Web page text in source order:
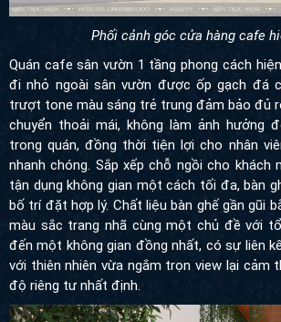
Phối cảnh góc cửa hàng cafe
Quán cafe sân vườn 1 tầng phong cách
đi nhỏ ngoài sân vườn được ốp gạch đá
trượt tone màu sáng trẻ trung đảm bảo đủ
chuyển thoải mái, không làm ảnh hưởng
trong quán, đồng thời tiện lợi cho nhân
nhanh chóng. Sắp xếp chỗ ngồi cho khách
tận dụng không gian một cách tối đa, bàn
bố trí đặt hợp lý. Chất liệu bàn ghế gần gũi
màu sắc trang nhã cùng một chủ đề với
đến một không gian đồng nhất, có sự liên
với thiên nhiên vừa ngắm trọn view lại cảm
độ riêng tư nhất định.